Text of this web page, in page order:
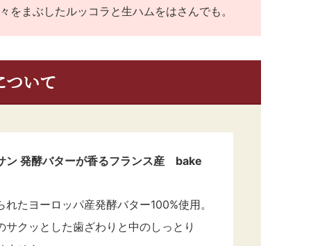
まぶしたルッコラと生ハムをはさんでも。
ついて
ン 発酵バターが香るフランス産 bake
たヨーロッパ産発酵バター100%使用。
クッとした歯ざわりと中のしっとり